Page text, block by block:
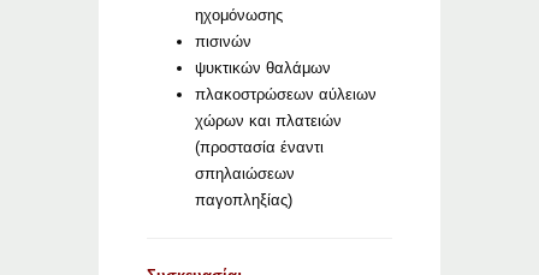
ηχομόνωσης
πισινών
ψυκτικών θαλάμων
πλακοστρώσεων αύλειων
χώρων και πλατειών
(προστασία έναντι
σπηλαιώσεων
παγοπληξίας)